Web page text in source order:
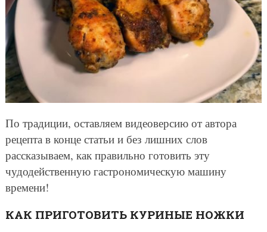
По традиции, оставляем видеоверсию от автора
рецепта в конце статьи и без лишних слов
рассказываем, как правильно готовить эту
чудодейственную гастрономическую машину
времени!
КАК ПРИГОТОВИТЬ КУРИНЫЕ НОЖКИ